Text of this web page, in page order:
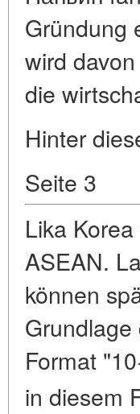
Gründung
wird
die
Hinter
Seite 3
Lika
ASEAN.
können
Format
in diesem